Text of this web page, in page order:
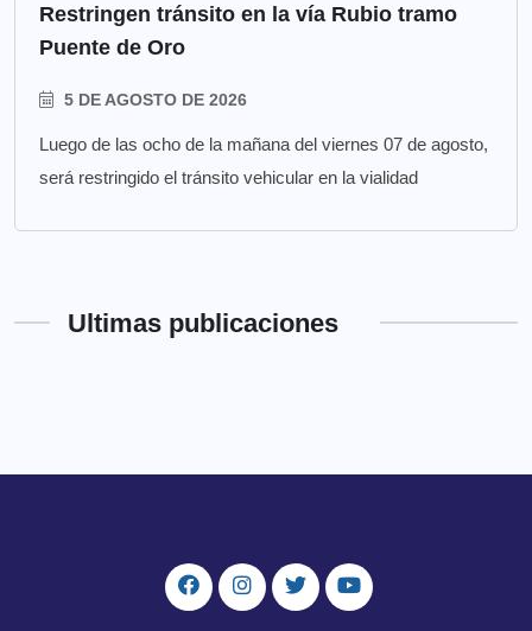
Restringen tránsito en la vía Rubio tramo
Puente de Oro
5 DE AGOSTO DE 2026
Luego de las ocho de la mañana del viernes 07 de agosto,
será restringido el tránsito vehicular en la vialidad
Ultimas publicaciones